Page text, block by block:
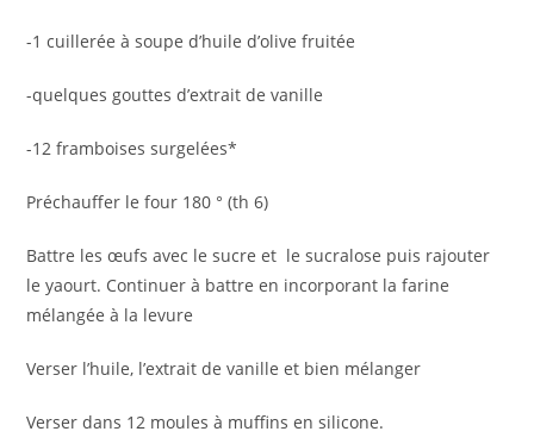
-1 cuillerée à soupe d’huile d’olive fruitée
-quelques gouttes d’extrait de vanille
-12 framboises surgelées*
Préchauffer le four 180 ° (th 6)
Battre les œufs avec le sucre et le sucralose puis rajouter
le yaourt. Continuer à battre en incorporant la farine
mélangée à la levure
Verser l’huile, l’extrait de vanille et bien mélanger
Verser dans 12 moules à muffins en silicone.